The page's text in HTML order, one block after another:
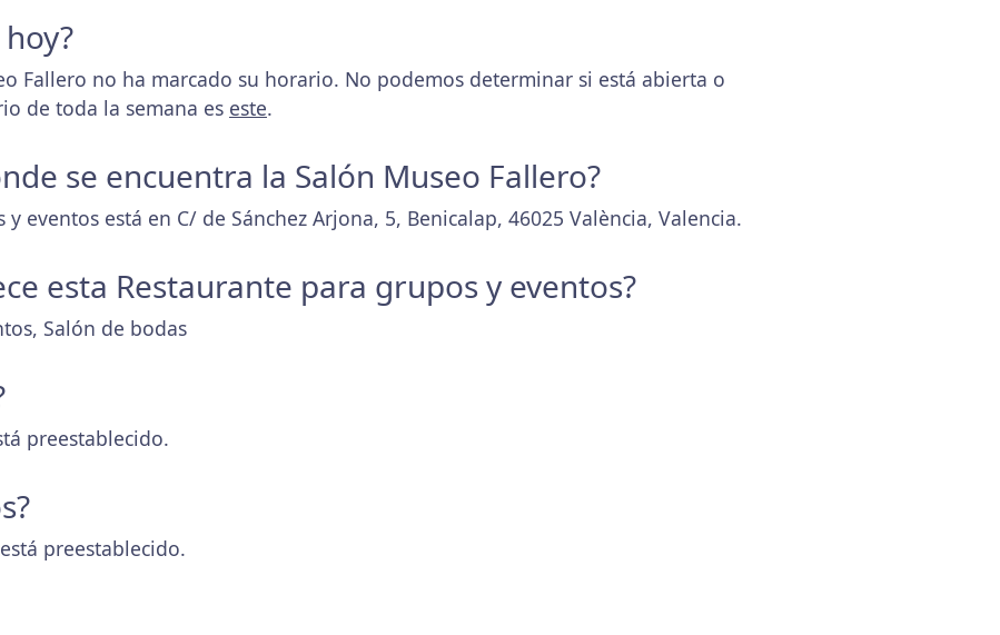
Fallero no ha marcado su horario. No podemos determinar si está abierta o
de toda la semana es este.
se encuentra la Salón Museo Fallero?
eventos está en C/ de Sánchez Arjona, 5, Benicalap, 46025 València, Valencia.
esta Restaurante para grupos y eventos?
Salón de bodas
preestablecido.
preestablecido.